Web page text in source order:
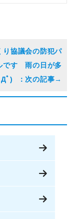
り協議会の防犯パ
です 雨の日が多
ﾟ)